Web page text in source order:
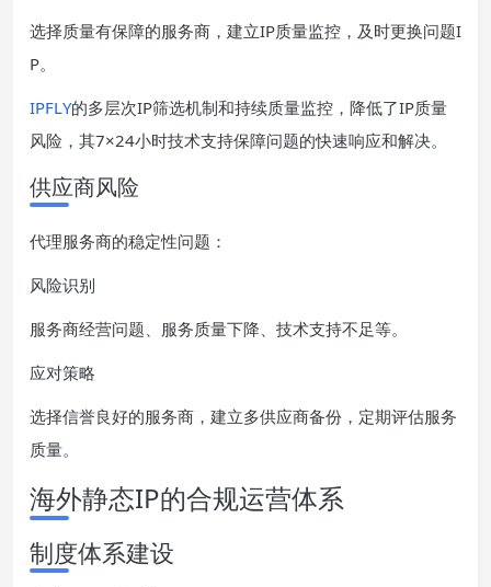
选择质量有保障的服务商，建立IP质量监控，及时更换问题I
P。
IPFLY的多层次IP筛选机制和持续质量监控，降低了IP质量
风险，其7×24小时技术支持保障问题的快速响应和解决。
供应商风险
代理服务商的稳定性问题：
风险识别
服务商经营问题、服务质量下降、技术支持不足等。
应对策略
选择信誉良好的服务商，建立多供应商备份，定期评估服务
质量。
海外静态IP的合规运营体系
制度体系建设